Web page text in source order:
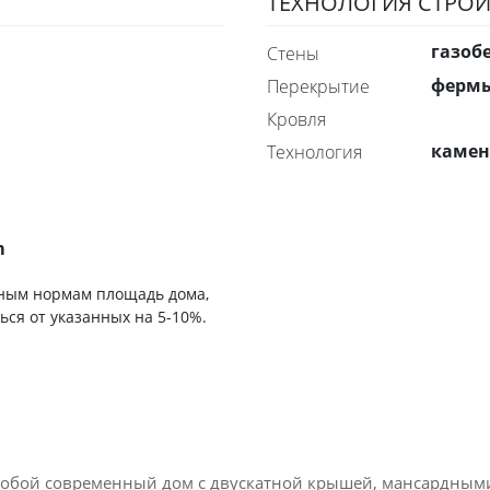
нормам площадь дома,
от указанных на 5-10%.
стены
перекрытие
Кровля
технология
современный дом с двускатной крышей,